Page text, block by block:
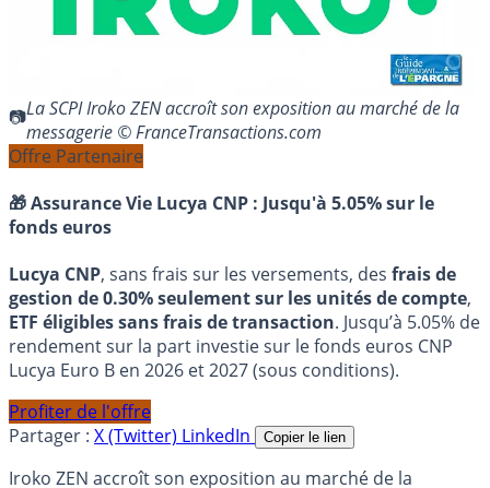
La SCPI Iroko ZEN accroît son exposition au marché de la
messagerie © FranceTransactions.com
Offre Partenaire
🎁 Assurance Vie Lucya CNP : Jusqu'à 5.05% sur le
fonds euros
Lucya CNP, sans frais sur les versements, des frais de
gestion de 0.30% seulement sur les unités de compte,
ETF éligibles sans frais de transaction. Jusqu’à 5.05% de
rendement sur la part investie sur le fonds euros CNP
Lucya Euro B en 2026 et 2027 (sous conditions).
Profiter de l'offre
Partager : X (Twitter) LinkedIn Copier le lien
Iroko ZEN accroît son exposition au marché de la